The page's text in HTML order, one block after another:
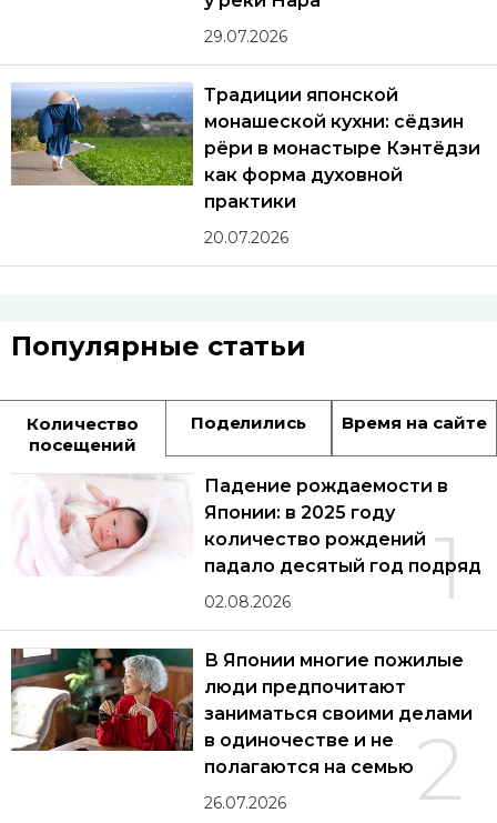
29.07.2026
Традиции японской
монашеской кухни: сёдзин
рёри в монастыре Кэнтёдзи
как форма духовной
практики
20.07.2026
Популярные статьи
Количество
посещений
Поделились Время на сайте
1
Падение рождаемости в
Японии: в 2025 году
количество рождений
падало десятый год подряд
02.08.2026
2
В Японии многие пожилые
люди предпочитают
заниматься своими делами
в одиночестве и не
полагаются на семью
26.07.2026